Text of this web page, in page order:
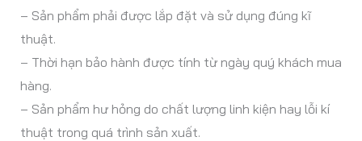
– Sản phẩm phải được lắp đặt và sử dụng đúng kĩ
thuật.
– Thời hạn bảo hành được tính từ ngày quý khách mua
hàng.
– Sản phẩm hư hỏng do chất lượng linh kiện hay lỗi kí
thuật trong quá trình sản xuất.